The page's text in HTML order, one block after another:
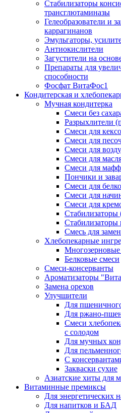
Стабилизаторы
трансглютаминазы
Гелеобразователи и
каррагинанов
Эмульгаторы,
Антиокислители
Загустители на
Препараты для
способности
Фосфат ВитаФос1
Кондитерская и
Мучная кондитерка
Смеси без
Разрыхлители
Смеси для
Смеси для
Смеси для
Смеси для
Смеси для
Пончики и
Cмеси для
Смеси для
Смеси для
Стабилизаторы
Смесь для
Хлебопекарные
Многозерновые
Белковые смеси
Смеси-консерванты
Ароматизаторы
Замена орехов
Улучшители
Для
Для ржано-
Смеси
с солодом
Для мучных
Для
С
Закваски сухие
Азиатские хиты для
Витаминные премиксы
Для энергетических
Для напитков и БАД